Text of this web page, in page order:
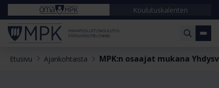
Koulutuskalenteri
Etusivu Ajankohtaista MPK:n osaajat mukana